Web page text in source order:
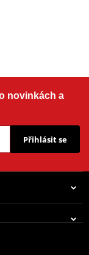
novinkách a
Přihlásit se